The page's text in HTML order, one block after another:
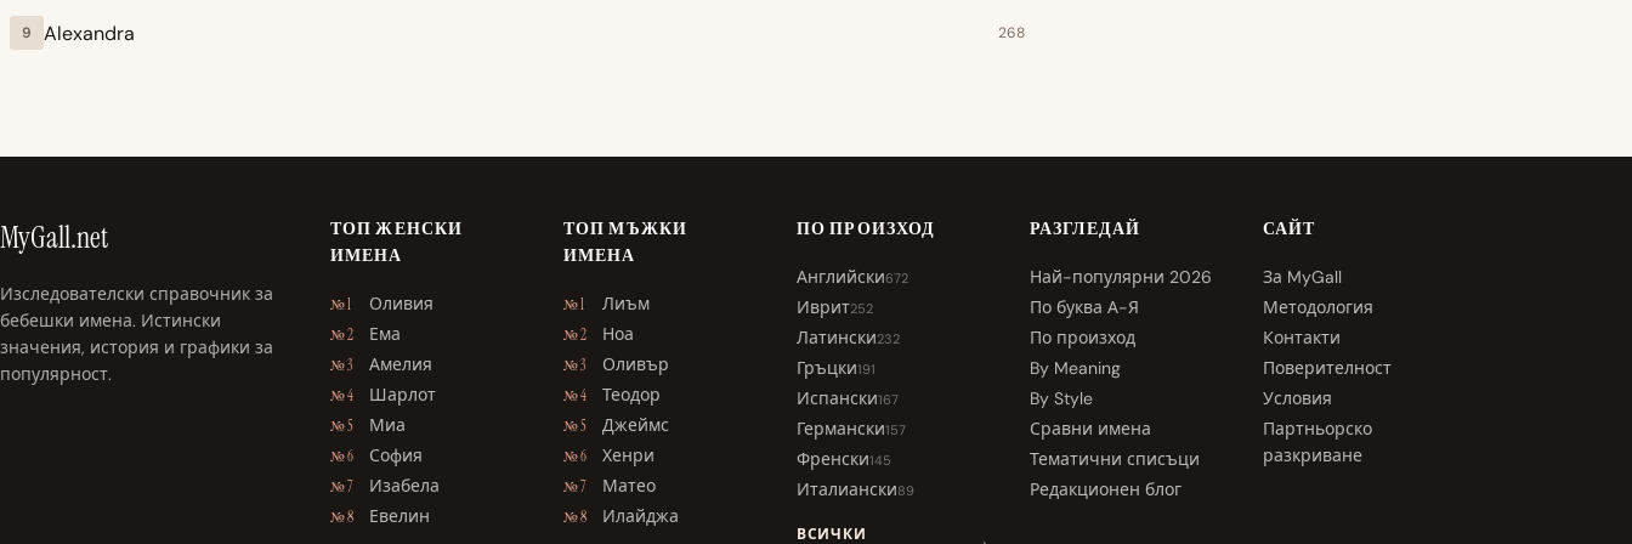
9 Alexandra 268
MyGall.net
Изследователски справочник за
бебешки имена. Истински
значения, история и графики за
популярност.
ТОП ЖЕНСКИ
ИМЕНА
№ 1 Оливия
№ 2 Ема
№ 3 Амелия
№ 4 Шарлот
№ 5 Миа
№ 6 София
№ 7 Изабела
№ 8 Евелин
ТОП МЪЖКИ
ИМЕНА
№ 1 Лиъм
№ 2 Ноа
№ 3 Оливър
№ 4 Теодор
№ 5 Джеймс
№ 6 Хенри
№ 7 Матео
№ 8 Илайджа
ПО ПРОИЗХОД
Английски672
Иврит252
Латински232
Гръцки191
Испански167
Германски157
Френски145
Италиански89
ВСИЧКИ
РАЗГЛЕДАЙ
Най-популярни 2026
По буква А-Я
По произход
By Meaning
By Style
Сравни имена
Тематични списъци
Редакционен блог
САЙТ
За MyGall
Методология
Контакти
Поверителност
Условия
Партньорско
разкриване